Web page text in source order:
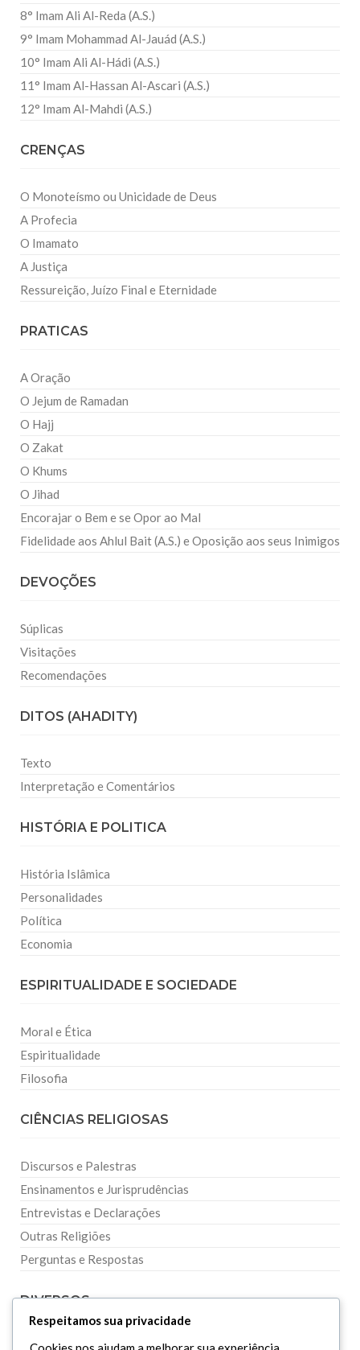
8° Imam Ali Al-Reda (A.S.)
9° Imam Mohammad Al-Jauád (A.S.)
10° Imam Ali Al-Hádi (A.S.)
11° Imam Al-Hassan Al-Ascari (A.S.)
12° Imam Al-Mahdi (A.S.)
CRENÇAS
O Monoteísmo ou Unicidade de Deus
A Profecia
O Imamato
A Justiça
Ressureição, Juízo Final e Eternidade
PRATICAS
A Oração
O Jejum de Ramadan
O Hajj
O Zakat
O Khums
O Jihad
Encorajar o Bem e se Opor ao Mal
Fidelidade aos Ahlul Bait (A.S.) e Oposição aos seus Inimigos
DEVOÇÕES
Súplicas
Visitações
Recomendações
DITOS (AHADITY)
Texto
Interpretação e Comentários
HISTÓRIA E POLITICA
História Islâmica
Personalidades
Política
Economia
ESPIRITUALIDADE E SOCIEDADE
Moral e Ética
Espiritualidade
Filosofia
CIÊNCIAS RELIGIOSAS
Discursos e Palestras
Ensinamentos e Jurisprudências
Entrevistas e Declarações
Outras Religiões
Perguntas e Respostas
DIVERSOS
Curiosidades
Respeitamos sua privacidade